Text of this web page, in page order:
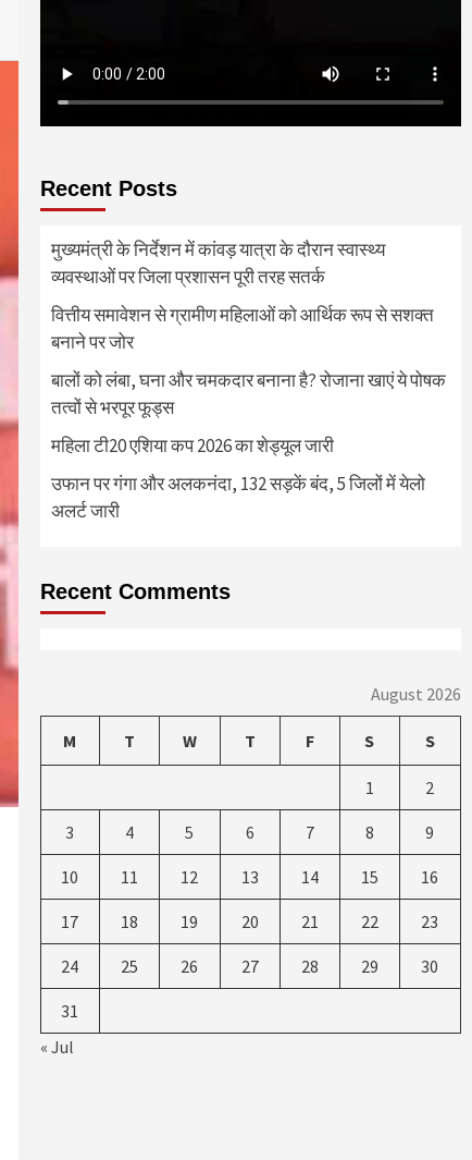
Recent Posts
मुख्यमंत्री के निर्देशन में कांवड़ यात्रा के दौरान स्वास्थ्य
व्यवस्थाओं पर जिला प्रशासन पूरी तरह सतर्क
वित्तीय समावेशन से ग्रामीण महिलाओं को आर्थिक रूप से सशक्त
बनाने पर जोर
बालों को लंबा, घना और चमकदार बनाना है? रोजाना खाएं ये पोषक
तत्वों से भरपूर फूड्स
महिला टी20 एशिया कप 2026 का शेड्यूल जारी
उफान पर गंगा और अलकनंदा, 132 सड़कें बंद, 5 जिलों में येलो
अलर्ट जारी
Recent Comments
August 2026
M T W T F S S
1 2
3 4 5 6 7 8 9
10 11 12 13 14 15 16
17 18 19 20 21 22 23
24 25 26 27 28 29 30
31
« Jul